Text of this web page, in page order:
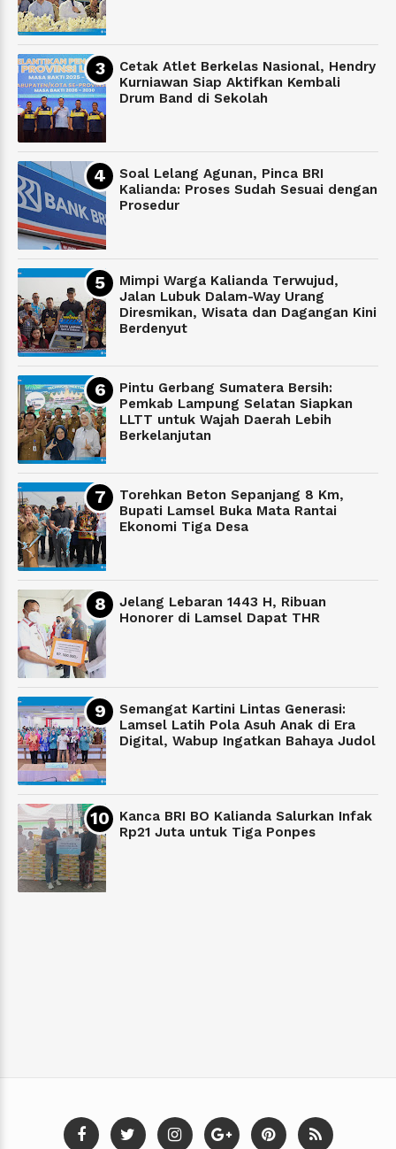
Cetak Atlet Berkelas Nasional, Hendry
Kurniawan Siap Aktifkan Kembali
Drum Band di Sekolah
Soal Lelang Agunan, Pinca BRI
Kalianda: Proses Sudah Sesuai dengan
Prosedur
Mimpi Warga Kalianda Terwujud,
Jalan Lubuk Dalam-Way Urang
Diresmikan, Wisata dan Dagangan Kini
Berdenyut
Pintu Gerbang Sumatera Bersih:
Pemkab Lampung Selatan Siapkan
LLTT untuk Wajah Daerah Lebih
Berkelanjutan
Torehkan Beton Sepanjang 8 Km,
Bupati Lamsel Buka Mata Rantai
Ekonomi Tiga Desa
Jelang Lebaran 1443 H, Ribuan
Honorer di Lamsel Dapat THR
Semangat Kartini Lintas Generasi:
Lamsel Latih Pola Asuh Anak di Era
Digital, Wabup Ingatkan Bahaya Judol
Kanca BRI BO Kalianda Salurkan Infak
Rp21 Juta untuk Tiga Ponpes